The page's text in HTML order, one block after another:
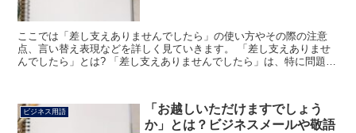
ここでは「差し支えありませんでしたら」の使い方やその際の注意
点、言い替え表現などを詳しく見ていきます。 「差し支えありませ
んでしたら」とは? 「差し支えありませんでしたら」は、特に問題や
ビジネス用語
「お越しいただけますでしょう
か」とは？ビジネスメールや敬語